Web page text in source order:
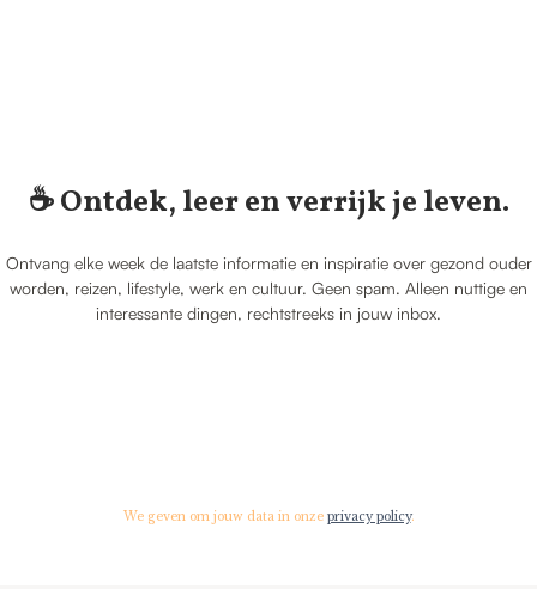
☕️ Ontdek, leer en verrijk je leven.
Ontvang elke week de laatste informatie en inspiratie over gezond ouder
worden, reizen, lifestyle, werk en cultuur. Geen spam. Alleen nuttige en
interessante dingen, rechtstreeks in jouw inbox.
We geven om jouw data in onze privacy policy.